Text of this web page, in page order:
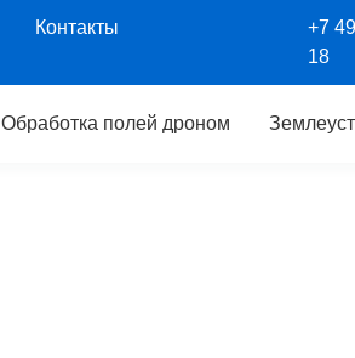
Контакты
+7
18
Обработка полей дроном